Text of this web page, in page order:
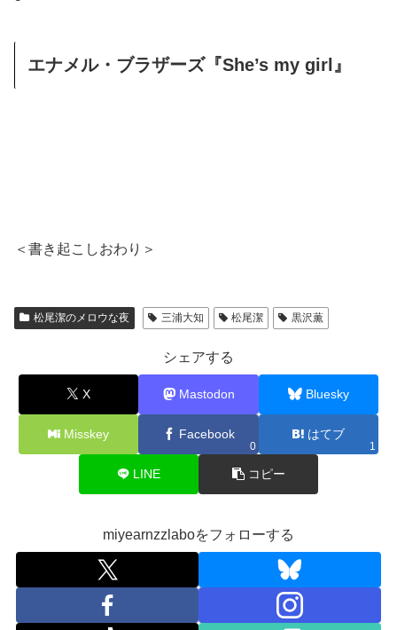
エナメル・ブラザーズ『She’s my girl』
＜書き起こしおわり＞
松尾潔のメロウな夜 三浦大知 松尾潔 黒沢薫
シェアする
X Mastodon Bluesky
Misskey Facebook
0
はてブ
1
LINE コピー
miyearnzzlaboをフォローする